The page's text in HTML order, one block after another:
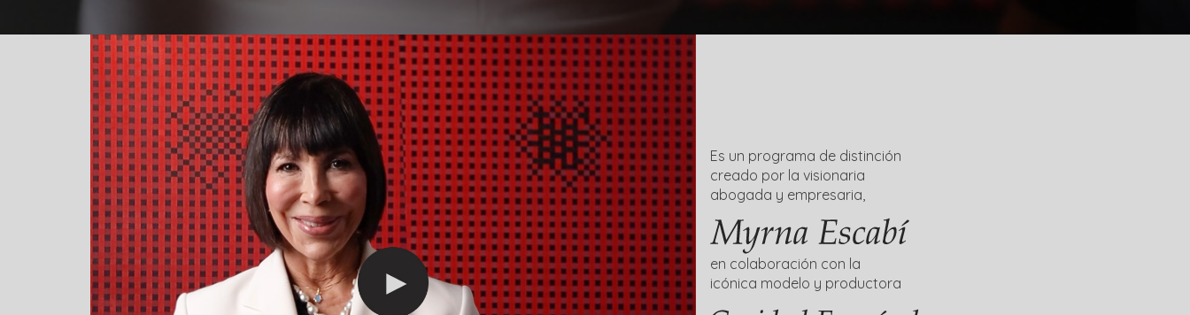
Es un programa de distinción
creado por la visionaria
abogada y empresaria,
en colaboración con la
icónica modelo y productora